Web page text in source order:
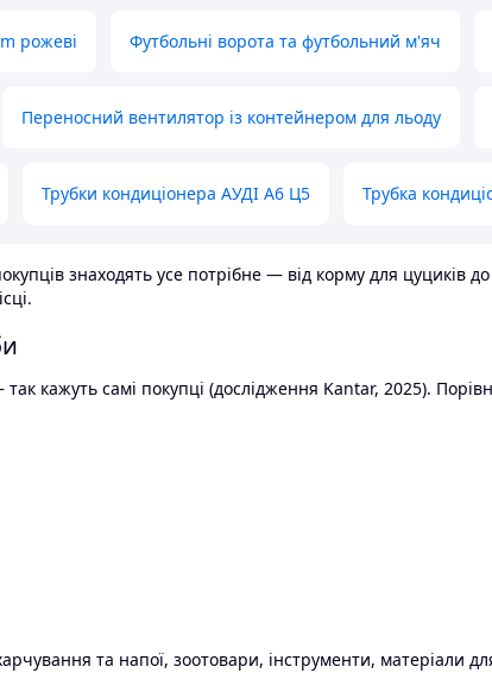
рожеві Футбольні ворота та футбольний м'яч
Переносний вентилятор із контейнером для льоду
Трубки кондиціонера АУДІ А6 Ц5 Трубка
знаходять усе потрібне — від корму для цуциків
кажуть самі покупці (дослідження Kantar, 2025).
та напої, зоотовари, інструменти, матеріали